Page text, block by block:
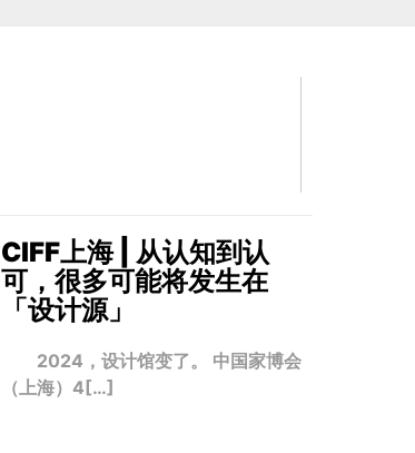
CIFF上海 | 从认知到认
可，很多可能将发生在
「设计源」
2024，设计馆变了。 中国家博会
（上海）4[…]